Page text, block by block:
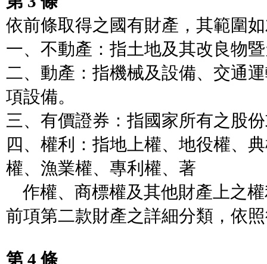
依前條取得之國有財產，其範圍
一、不動產：指土地及其改良物
二、動產：指機械及設備、交通
項設備。
三、有價證券：指國家所有之股
四、權利：指地上權、地役權、
權、漁業權、專利權、著
作權、商標權及其他財產上之
前項第二款財產之詳細分類，依
第 4 條